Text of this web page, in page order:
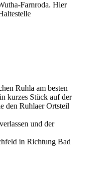
Farnroda. Hier
Ruhla am besten
kurzes Stück auf der
den Ruhlaer Ortsteil
und der
in Richtung Bad